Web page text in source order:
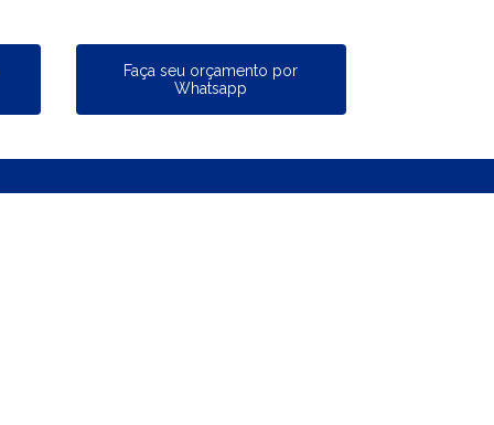
Faça seu orçamento por
Whatsapp